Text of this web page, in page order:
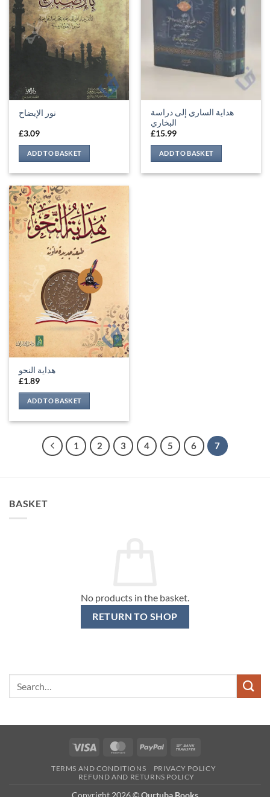
نور الإيضاح
£3.09
ADD TO BASKET
هداية الساري إلى دراسة
البخاري
£15.99
ADD TO BASKET
هداية النحو
£1.89
ADD TO BASKET
1 2 3 4 5 6 7
BASKET
No products in the basket.
RETURN TO SHOP
Visa MasterCardPayPal
TERMS AND CONDITIONS
PRIVACY POLICY
REFUND AND RETURNS POLICY
Copyright 2026 ©Qurtuba Books